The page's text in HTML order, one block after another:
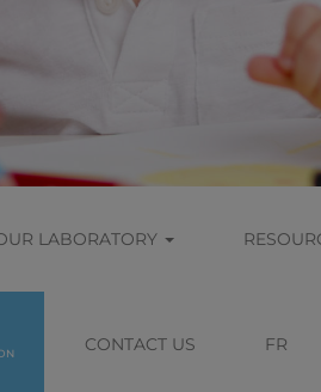
LABORATORY
CONTACT US FR